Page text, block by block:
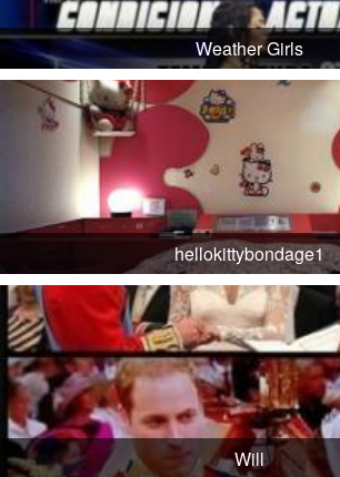
Weather Girls
hellokittybondage1
Will